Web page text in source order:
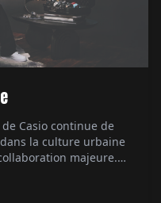
Casio continue de
la culture urbaine
majeure.
Un